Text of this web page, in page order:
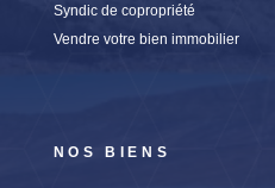
Syndic de copropriété
Vendre votre bien immobilier
NOS BIENS